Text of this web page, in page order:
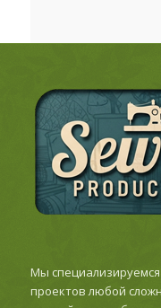
Мы
проектов любой